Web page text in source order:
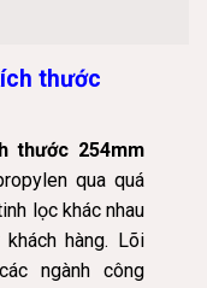
thước
thước 254mm
qua quá
lọc khác nhau
hàng. Lõi
ngành công